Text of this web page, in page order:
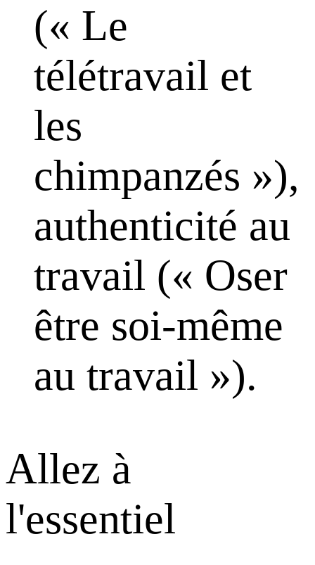
(« Le
télétravail et
les
chimpanzés »),
authenticité au
travail (« Oser
être soi-même
au travail »).
Allez à
l'essentiel